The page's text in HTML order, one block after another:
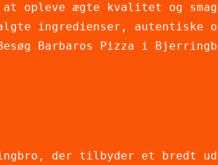
opleve ægte kvalitet og
ingredienser, autentiske
Barbaros Pizza i
der tilbyder et bredt